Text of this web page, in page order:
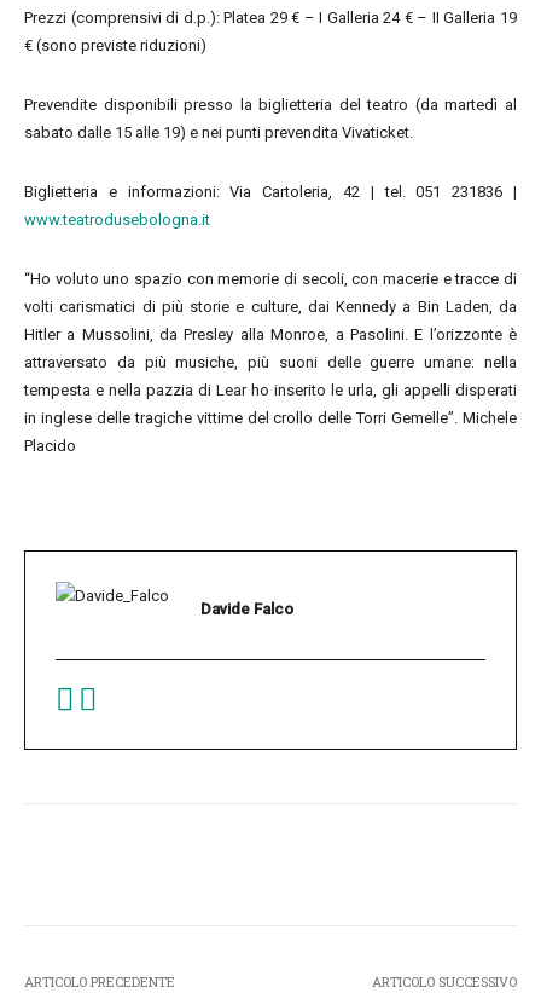
Prezzi (comprensivi di d.p.): Platea 29 € – I Galleria 24 € – II Galleria 19
€ (sono previste riduzioni)
Prevendite disponibili presso la biglietteria del teatro (da martedì al
sabato dalle 15 alle 19) e nei punti prevendita Vivaticket.
Biglietteria e informazioni: Via Cartoleria, 42 | tel. 051 231836 |
www.teatrodusebologna.it
“Ho voluto uno spazio con memorie di secoli, con macerie e tracce di
volti carismatici di più storie e culture, dai Kennedy a Bin Laden, da
Hitler a Mussolini, da Presley alla Monroe, a Pasolini. E l’orizzonte è
attraversato da più musiche, più suoni delle guerre umane: nella
tempesta e nella pazzia di Lear ho inserito le urla, gli appelli disperati
in inglese delle tragiche vittime del crollo delle Torri Gemelle”. Michele
Placido
Davide Falco
ARTICOLO PRECEDENTE ARTICOLO SUCCESSIVO